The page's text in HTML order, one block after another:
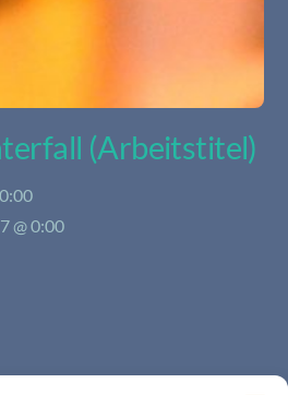
(Arbeitstitel)
@ 0:00